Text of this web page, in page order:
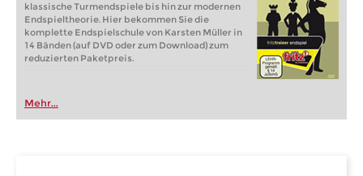
klassische Turmendspiele bis hin zur modernen
Endspieltheorie. Hier bekommen Sie die
komplette Endspielschule von Karsten Müller in
14 Bänden (auf DVD oder zum Download) zum
reduzierten Paketpreis.
Mehr...